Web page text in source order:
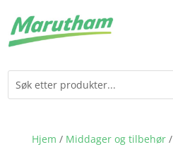
Hjem / Middager og tilbehør/